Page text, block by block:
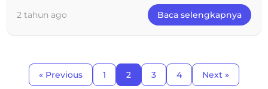
2 tahun ago Baca selengkapnya
« Previous 1 2 3 4 Next »